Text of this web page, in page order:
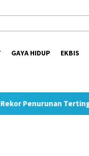
GAYA HIDUP EKBIS
Tertinggi di Jawa